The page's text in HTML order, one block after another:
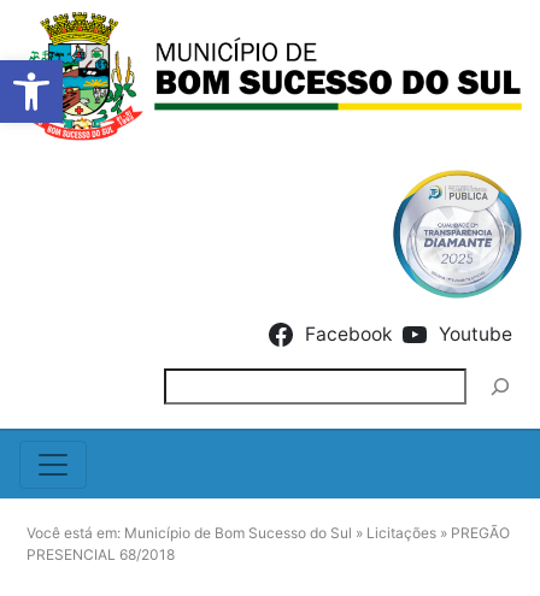
Barra de Ferramentas
Facebook Youtube
Você está em: Município de Bom Sucesso do Sul » Licitações » PREGÃO
PRESENCIAL 68/2018